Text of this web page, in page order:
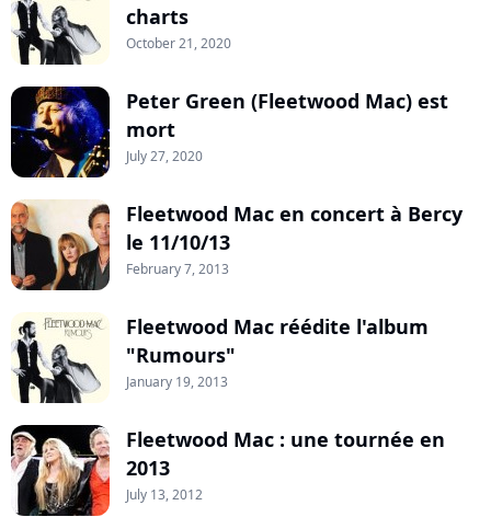
charts
October 21, 2020
Peter Green (Fleetwood Mac) est
mort
July 27, 2020
Fleetwood Mac en concert à Bercy
le 11/10/13
February 7, 2013
Fleetwood Mac réédite l'album
"Rumours"
January 19, 2013
Fleetwood Mac : une tournée en
2013
July 13, 2012